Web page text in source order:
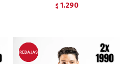
$ 1.290